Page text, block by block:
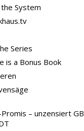
System
Series
is a Bonus Book
– unzensiert GB